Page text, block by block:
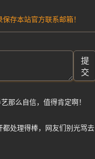
存本站官方联系邮箱！
提
交
那么自信，值得肯定啊！
处理得棒，网友们别光骂去